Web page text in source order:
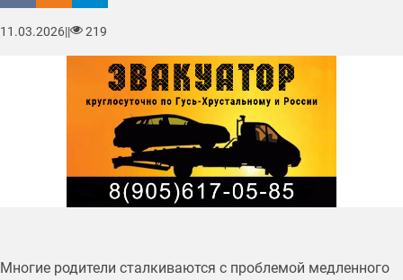
Многие родители сталкиваются с проблемой медленного
11.03.2026|| 219